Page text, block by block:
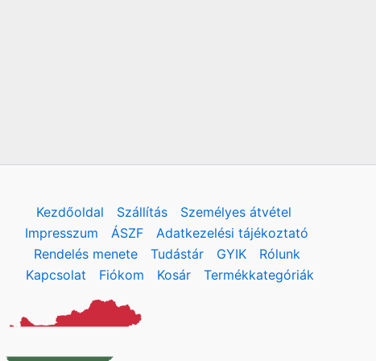
Kezdőoldal Szállítás
Személyes átvétel
Impresszum
ÁSZF
Adatkezelési tájékoztató
Rendelés menete
Tudástár GYIK
Rólunk
Kapcsolat
Fiókom Kosár Termékkategóriák